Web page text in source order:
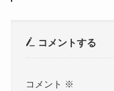
コメントする
コメント ※